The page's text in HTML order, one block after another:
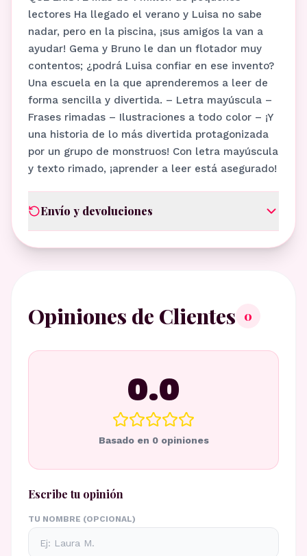
lectores Ha llegado el verano y Luisa no sabe
nadar, pero en la piscina, ¡sus amigos la van a
ayudar! Gema y Bruno le dan un flotador muy
contentos; ¿podrá Luisa confiar en ese invento?
Una escuela en la que aprenderemos a leer de
forma sencilla y divertida. – Letra mayúscula –
Frases rimadas – Ilustraciones a todo color – ¡Y
una historia de lo más divertida protagonizada
por un grupo de monstruos! Con letra mayúscula
y texto rimado, ¡aprender a leer está asegurado!
Envío y devoluciones
Opiniones de Clientes 0
0.0
Basado en 0opiniones
Escribe tu opinión
TU NOMBRE (OPCIONAL)